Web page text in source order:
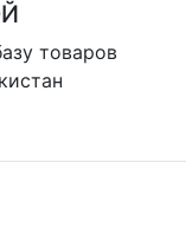
товаров